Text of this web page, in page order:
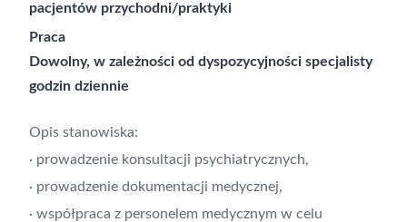
pacjentów przychodni/praktyki
Praca
Dowolny, w zależności od dyspozycyjności specjalisty
godzin dziennie
Opis stanowiska:
· prowadzenie konsultacji psychiatrycznych,
· prowadzenie dokumentacji medycznej,
· współpraca z personelem medycznym w celu